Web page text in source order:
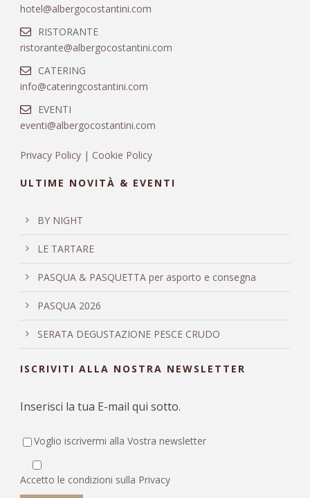
hotel@albergocostantini.com
RISTORANTE
ristorante@albergocostantini.com
CATERING
info@cateringcostantini.com
EVENTI
eventi@albergocostantini.com
Privacy Policy | Cookie Policy
ULTIME NOVITÀ & EVENTI
BY NIGHT
LE TARTARE
PASQUA & PASQUETTA per asporto e consegna
PASQUA 2026
SERATA DEGUSTAZIONE PESCE CRUDO
ISCRIVITI ALLA NOSTRA NEWSLETTER
Inserisci la tua E-mail qui sotto.
Voglio iscrivermi alla Vostra newsletter
Accetto le condizioni sulla Privacy